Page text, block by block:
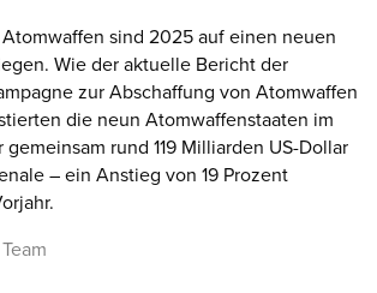
sind 2025 auf einen neuen
Wie der aktuelle Bericht der
zur Abschaffung von Atomwaffen
die neun Atomwaffenstaaten im
rund 119 Milliarden US-Dollar
– ein Anstieg von 19 Prozent